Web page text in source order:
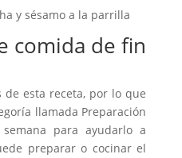
y sésamo a la parrilla
comida de fin
de esta receta, por lo que
llamada Preparación
para ayudarlo a
preparar o cocinar el